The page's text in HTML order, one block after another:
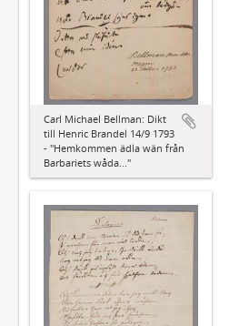
Carl Michael Bellman: Dikt
till Henric Brandel 14/9 1793
- "Hemkommen ädla wän från
Barbariets wåda..."